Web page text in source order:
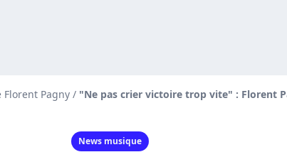
Pagny / "Ne pas crier victoire trop vite" : Florent
News musique